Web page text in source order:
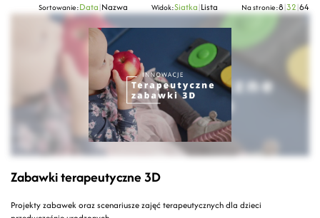
Sortowanie:Data|Nazwa Widok:Siatka|Lista Na stronie:8|32|64
Zabawki terapeutyczne 3D
Projekty zabawek oraz scenariusze zajęć terapeutycznych dla dzieci